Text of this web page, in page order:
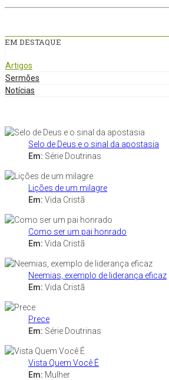
EM DESTAQUE
Artigos
Sermões
Notícias
Selo de Deus e o sinal da apostasia
Em: Série Doutrinas
Lições de um milagre
Em: Vida Cristã
Como ser um pai honrado
Em: Vida Cristã
Neemias, exemplo de liderança eficaz
Em: Vida Cristã
Prece
Em: Série Doutrinas
Vista Quem Você É
Em: Mulher